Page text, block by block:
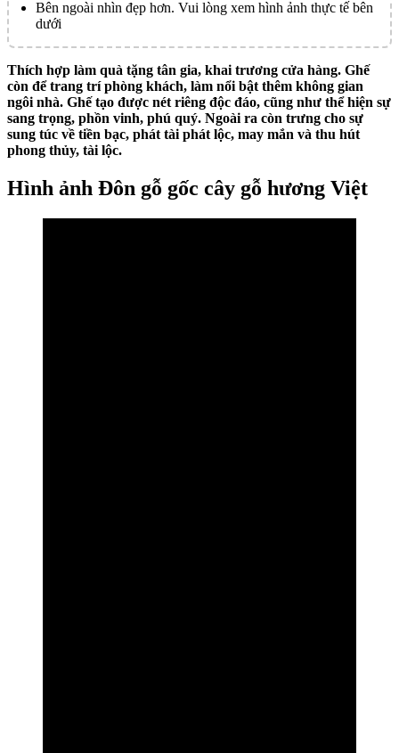
Bên ngoài nhìn đẹp hơn. Vui lòng xem hình ảnh thực tế bên
dưới
Thích hợp làm quà tặng tân gia, khai trương cửa hàng. Ghế
còn để trang trí phòng khách, làm nổi bật thêm không gian
ngôi nhà. Ghế tạo được nét riêng độc đáo, cũng như thể hiện sự
sang trọng, phồn vinh, phú quý. Ngoài ra còn trưng cho sự
sung túc về tiền bạc, phát tài phát lộc, may mắn và thu hút
phong thủy, tài lộc.
Hình ảnh Đôn gỗ gốc cây gỗ hương Việt